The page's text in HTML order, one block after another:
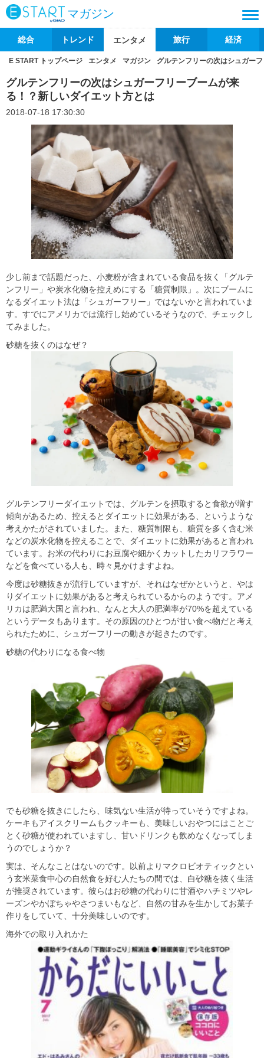
マガジン
総合 トレンド エンタメ 旅行 経済
E START トップページ エンタメ マガジン グルテンフリーの次はシュガー
グルテンフリーの次はシュガーフリーブームが来
る！？新しいダイエット方とは
2018-07-18 17:30:30
少し前まで話題だった、小麦粉が含まれている食品を抜く「グルテ
ンフリー」や炭水化物を控えめにする「糖質制限」。次にブームに
なるダイエット法は「シュガーフリー」ではないかと言われていま
す。すでにアメリカでは流行し始めているそうなので、チェックし
てみました。
砂糖を抜くのはなぜ？
グルテンフリーダイエットでは、グルテンを摂取すると食欲が増す
傾向があるため、控えるとダイエットに効果がある、というような
考えかたがされていました。また、糖質制限も、糖質を多く含む米
などの炭水化物を控えることで、ダイエットに効果があると言われ
ています。お米の代わりにお豆腐や細かくカットしたカリフラワー
などを食べている人も、時々見かけますよね。
今度は砂糖抜きが流行していますが、それはなぜかというと、やは
りダイエットに効果があると考えられているからのようです。アメ
リカは肥満大国と言われ、なんと大人の肥満率が70%を超えている
というデータもあります。その原因のひとつが甘い食べ物だと考え
られたために、シュガーフリーの動きが起きたのです。
砂糖の代わりになる食べ物
でも砂糖を抜きにしたら、味気ない生活が待っていそうですよね。
ケーキもアイスクリームもクッキーも、美味しいおやつにはことご
とく砂糖が使われていますし、甘いドリンクも飲めなくなってしま
うのでしょうか？
実は、そんなことはないのです。以前よりマクロビオティックとい
う玄米菜食中心の自然食を好む人たちの間では、白砂糖を抜く生活
が推奨されています。彼らはお砂糖の代わりに甘酒やハチミツやレ
ーズンやかぼちゃやさつまいもなど、自然の甘みを生かしてお菓子
作りをしていて、十分美味しいのです。
海外での取り入れかた